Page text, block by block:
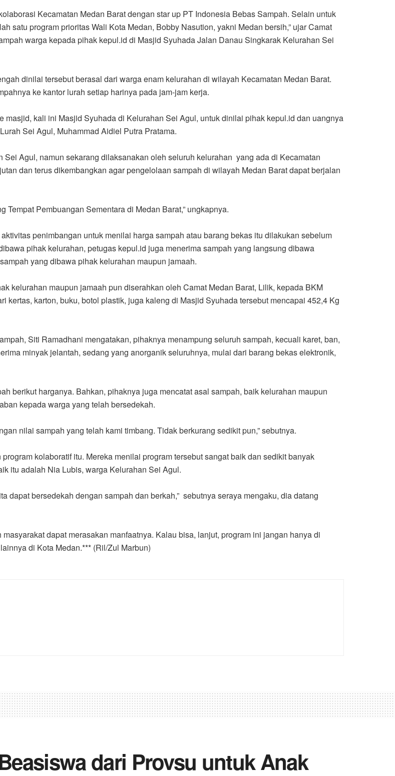
Kecamatan Medan Barat dengan star up PT Indonesia Bebas Sampah. Selain untuk
satu program prioritas Wali Kota Medan, Bobby Nasution, yakni Medan bersih,” ujar Camat
warga kepada pihak kepul.id di Masjid Syuhada Jalan Danau Singkarak Kelurahan Sei
dinilai tersebut berasal dari warga enam kelurahan di wilayah Kecamatan Medan Barat.
ke kantor lurah setiap harinya pada jam-jam kerja.
masjid, kali ini Masjid Syuhada di Kelurahan Sei Agul, untuk dinilai pihak kepul.id dan uangnya
Sei Agul, Muhammad Aidiel Putra Pratama.
Agul, namun sekarang dilaksanakan oleh seluruh kelurahan yang ada di Kecamatan
dan terus dikembangkan agar pengelolaan sampah di wilayah Medan Barat dapat berjalan
Pembuangan Sementara di Medan Barat,” ungkapnya.
penimbangan untuk menilai harga sampah atau barang bekas itu dilakukan sebelum
pihak kelurahan, petugas kepul.id juga menerima sampah yang langsung dibawa
yang dibawa pihak kelurahan maupun jamaah.
kelurahan maupun jamaah pun diserahkan oleh Camat Medan Barat, Lilik, kepada BKM
kertas, karton, buku, botol plastik, juga kaleng di Masjid Syuhada tersebut mencapai 452,4 Kg
Siti Ramadhani mengatakan, pihaknya menampung seluruh sampah, kecuali karet, ban,
minyak jelantah, sedang yang anorganik seluruhnya, mulai dari barang bekas elektronik,
berikut harganya. Bahkan, pihaknya juga mencatat asal sampah, baik kelurahan maupun
kepada warga yang telah bersedekah.
nilai sampah yang telah kami timbang. Tidak berkurang sedikit pun,” sebutnya.
kolaboratif itu. Mereka menilai program tersebut sangat baik dan sedikit banyak
itu adalah Nia Lubis, warga Kelurahan Sei Agul.
dapat bersedekah dengan sampah dan berkah,” sebutnya seraya mengaku, dia datang
dapat merasakan manfaatnya. Kalau bisa, lanjut, program ini jangan hanya di
di Kota Medan.*** (Ril/Zul Marbun)
dari Provsu untuk Anak